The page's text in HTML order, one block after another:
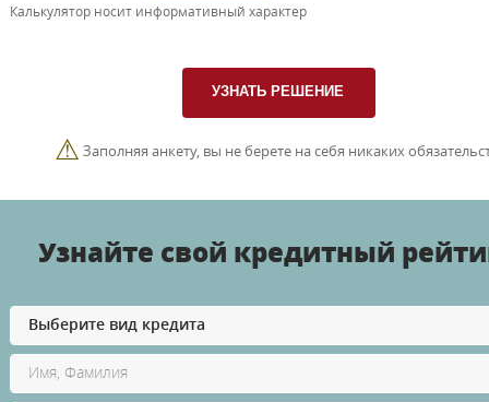
Калькулятор носит информативный характер
⚠ Заполняя анкету, вы не берете на себя никаких
Узнайте свой кредитный